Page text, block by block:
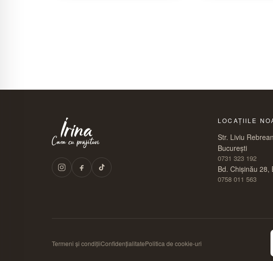
LOCAȚIILE
Str. Liviu
București
0731 323 192
Bd. Chișinău 28,
0758 011 563
Termeni și condițiiConfidențialitatePolitica de cookie-uri